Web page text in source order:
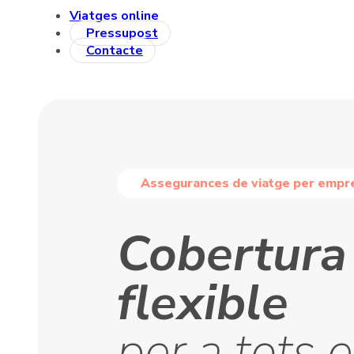
Viatges online
Pressupost
Contacte
Assegurances de viatge per
Cobertura
flexible